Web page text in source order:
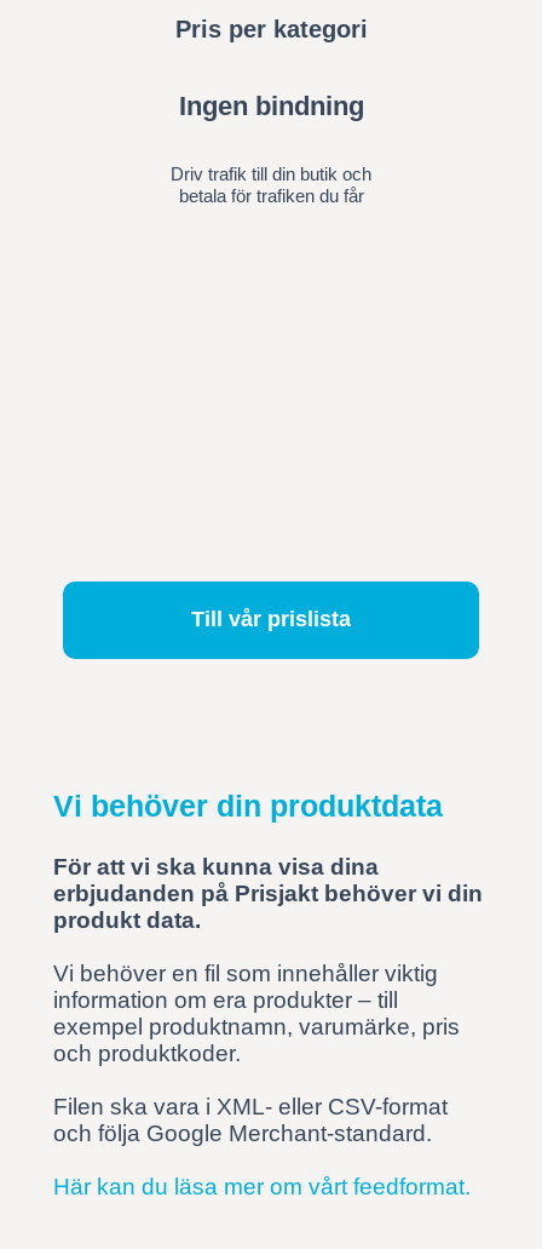
Pris per kategori
Ingen bindning
Driv trafik till din butik och
betala för trafiken du får
Till vår prislista
Vi behöver din produktdata
För att vi ska kunna visa dina
erbjudanden på Prisjakt behöver vi din
produkt data.
Vi behöver en fil som innehåller viktig
information om era produkter – till
exempel produktnamn, varumärke, pris
och produktkoder.
Filen ska vara i XML- eller CSV-format
och följa Google Merchant-standard.
Här kan du läsa mer om vårt feedformat.